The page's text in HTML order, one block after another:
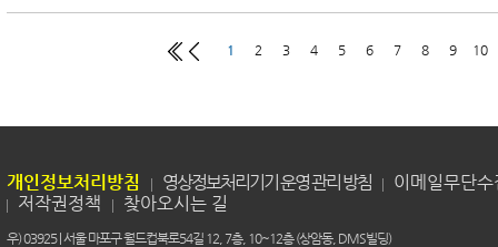
1 2 3 4 5 6 7 8 9 10
개인정보처리방침 영상정보처리기기 운영 관리 방침
이메일무단
저작권정책
찾아오시는 길
우) 03925 | 서울 마포구 월드컵북로54길 12, 7층, 10~12층 (상암동, DMS빌딩)